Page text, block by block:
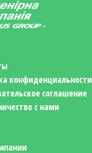
конфиденциальности
соглашение
с нами